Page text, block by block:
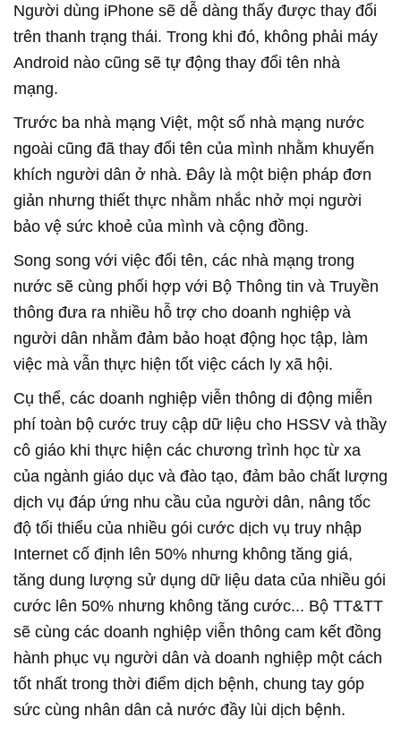
Người dùng iPhone sẽ dễ dàng thấy được thay đổi
trên thanh trạng thái. Trong khi đó, không phải máy
Android nào cũng sẽ tự động thay đổi tên nhà
mạng.
Trước ba nhà mạng Việt, một số nhà mạng nước
ngoài cũng đã thay đổi tên của mình nhằm khuyến
khích người dân ở nhà. Đây là một biện pháp đơn
giản nhưng thiết thực nhằm nhắc nhở mọi người
bảo vệ sức khoẻ của mình và cộng đồng.
Song song với việc đổi tên, các nhà mạng trong
nước sẽ cùng phối hợp với Bộ Thông tin và Truyền
thông đưa ra nhiều hỗ trợ cho doanh nghiệp và
người dân nhằm đảm bảo hoạt động học tập, làm
việc mà vẫn thực hiện tốt việc cách ly xã hội.
Cụ thể, các doanh nghiệp viễn thông di động miễn
phí toàn bộ cước truy cập dữ liệu cho HSSV và thầy
cô giáo khi thực hiện các chương trình học từ xa
của ngành giáo dục và đào tạo, đảm bảo chất lượng
dịch vụ đáp ứng nhu cầu của người dân, nâng tốc
độ tối thiểu của nhiều gói cước dịch vụ truy nhập
Internet cố định lên 50% nhưng không tăng giá,
tăng dung lượng sử dụng dữ liệu data của nhiều gói
cước lên 50% nhưng không tăng cước... Bộ TT&TT
sẽ cùng các doanh nghiệp viễn thông cam kết đồng
hành phục vụ người dân và doanh nghiệp một cách
tốt nhất trong thời điểm dịch bệnh, chung tay góp
sức cùng nhân dân cả nước đầy lùi dịch bệnh.